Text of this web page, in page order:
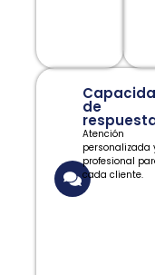
de
Atención
personalizada
profesional
cada cliente.